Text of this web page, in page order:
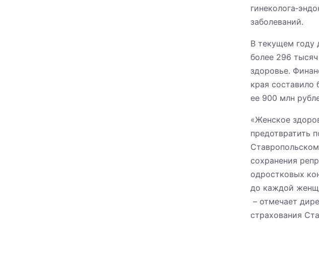
заболеваний.
В текущем году
более 296
здоровье.
края составило
ее 900 млн
«Женское
предотвратить
сохранения
одростковых
до каждой
– отмечает
страхования